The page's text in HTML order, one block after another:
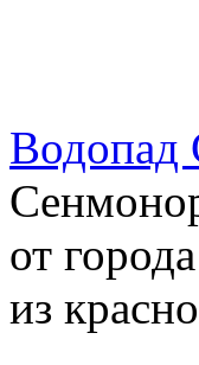
Водопад
от
из